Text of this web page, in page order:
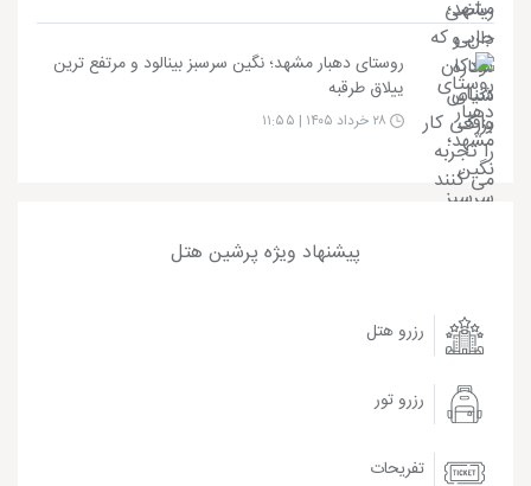
روستای دهبار مشهد؛ نگین سرسبز بینالود و مرتفع ترین
ییلاق طرقبه
پیشنهاد ویژه پرشین هتل
رزرو هتل
رزرو تور
تفریحات